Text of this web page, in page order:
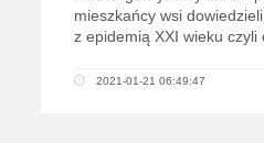
mieszkańcy wsi
z epidemią XXI wieku czyli
2021-01-21 06:49:47